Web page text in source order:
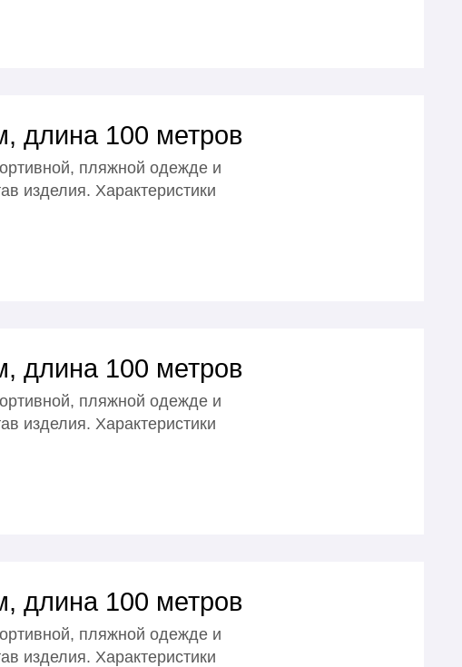
длина 100 метров
пляжной одежде и
изделия. Характеристики
длина 100 метров
пляжной одежде и
изделия. Характеристики
длина 100 метров
пляжной одежде и
изделия. Характеристики